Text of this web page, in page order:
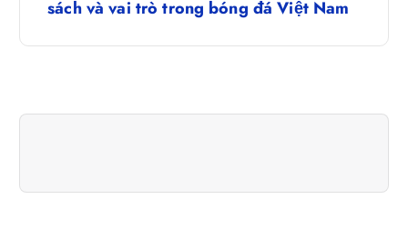
ề
u
ư
sách và vai trò trong bóng đá Việt Nam